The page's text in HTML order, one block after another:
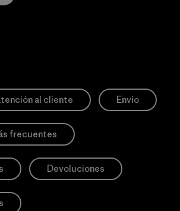
al cliente Envío
frecuentes
Devoluciones